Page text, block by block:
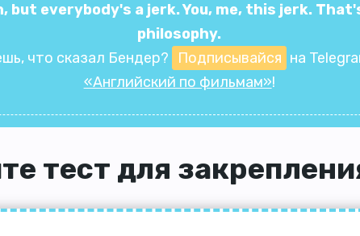
but everybody's a jerk. You, me, this jerk.
philosophy.
что сказал Бендер?
Подписывайся на
«Английский по фильмам»!
тест для